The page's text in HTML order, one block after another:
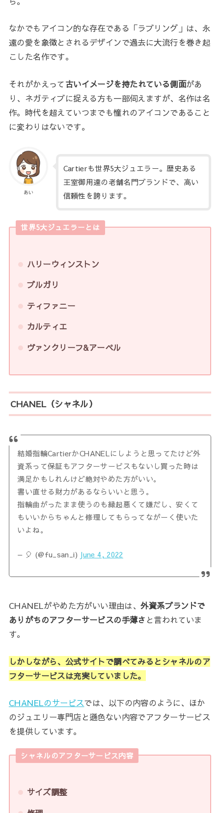
なかでもアイコン的な存在である「ラブリング」は、永
遠の愛を象徴とされるデザインで過去に大流行を巻き起
こした名作です。
それがかえって古いイメージを持たれている側面があ
り、ネガティブに捉える方も一部伺えますが、名作は名
作。時代を超えていつまでも憧れのアイコンであること
に変わりはないです。
あい
Cartierも世界5大ジュエラー。歴史ある
王室御用達の老舗名門ブランドで、高い
信頼性を誇ります。
世界5大ジュエラーとは
ハリーウィンストン
ブルガリ
ティファニー
カルティエ
ヴァンクリーフ&アーペル
CHANEL（シャネル）
結婚指輪CartierかCHANELにしようと思ってたけど外
資系って保証もアフターサービスもないし買った時は
満足かもしれんけど絶対やめた方がいい。
書い直せる財力があるならいいと思う。
指輪曲がったまま使うのも縁起悪くて嫌だし、安くて
もいいからちゃんと修理してもらってながーく使いた
いよね。
— 🎈 (@fu_san_i) June 4, 2022
CHANELがやめた方がいい理由は、外資系ブランドで
ありがちのアフターサービスの手薄さ と言われていま
す。
しかしながら、公式サイトで調べてみるとシャネルのア
フターサービスは充実していました。
CHANELのサービスでは、以下の内容のように、ほか
のジュエリー専門店と遜色ない内容でアフターサービス
を提供しています。
シャネルのアフターサービス内容
サイズ調整